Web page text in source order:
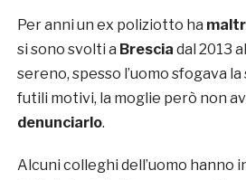
Per anni un ex poliziotto ha
si sono svolti a Brescia dal 2013
sereno, spesso l’uomo sfogava
futili motivi, la moglie però non
denunciarlo.
Alcuni colleghi dell’uomo